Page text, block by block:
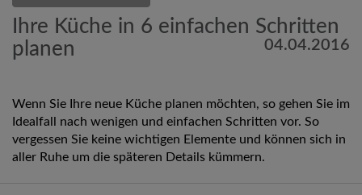
Ihre Küche in 6 einfachen Schritten
planen
04.04.2016
Wenn Sie Ihre neue Küche planen möchten, so gehen Sie im
Idealfall nach wenigen und einfachen Schritten vor. So
vergessen Sie keine wichtigen Elemente und können sich in
aller Ruhe um die späteren Details kümmern.